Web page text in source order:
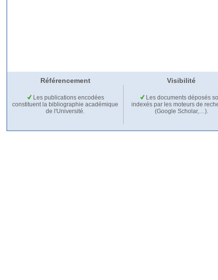
Référencement Visibilité
Les publications encodées
constituent la bibliographie académique
de l'Université.
Les documents déposés
indexés par les moteurs de
(Google Scholar,…).